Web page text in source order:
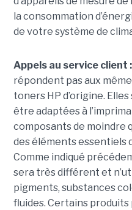
la consommation
de votre système de
Appels au service client :
répondent pas aux
toners HP d’origine.
être adaptées à
composants de moindre
des éléments essentiels
Comme indiqué
sera très différent et
pigments, substances
fluides. Certains